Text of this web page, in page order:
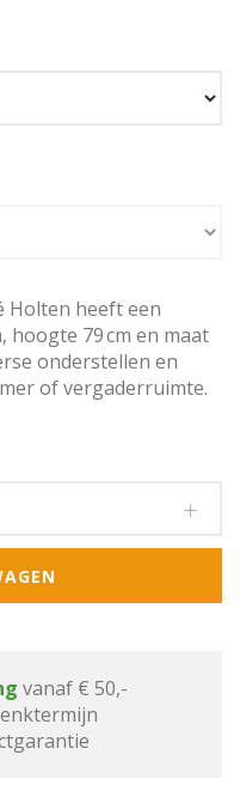
Holten heeft een
hoogte 79 cm en maat
onderstellen en
of vergaderruimte.
vanaf € 50,-